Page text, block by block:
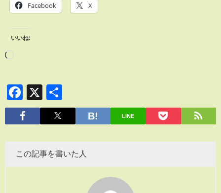
Facebook X
いいね:
Facebook
X
有
LINE
この記事を書いた人